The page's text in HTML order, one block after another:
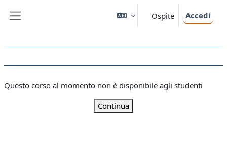
Ospite Accedi
Questo corso al momento non è disponibile agli studenti
Continua